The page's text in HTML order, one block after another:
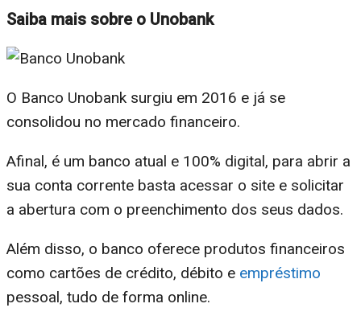
Saiba mais sobre o Unobank
O Banco Unobank surgiu em 2016 e já se
consolidou no mercado financeiro.
Afinal, é um banco atual e 100% digital, para abrir a
sua conta corrente basta acessar o site e solicitar
a abertura com o preenchimento dos seus dados.
Além disso, o banco oferece produtos financeiros
como cartões de crédito, débito e empréstimo
pessoal, tudo de forma online.